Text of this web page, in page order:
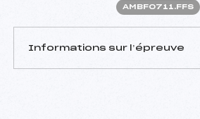
AMBF0711.FFS
Informations sur l’épreuve